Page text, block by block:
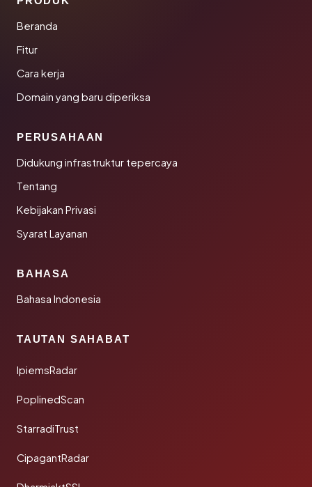
Beranda
Fitur
Cara kerja
Domain yang baru diperiksa
PERUSAHAAN
Didukung infrastruktur tepercaya
Tentang
Kebijakan Privasi
Syarat Layanan
BAHASA
Bahasa Indonesia
TAUTAN SAHABAT
IpiemsRadar
PoplinedScan
StarradiTrust
CipagantRadar